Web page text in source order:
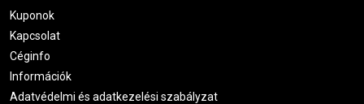
Kuponok
Kapcsolat
Céginfo
Információk
Adatvédelmi és adatkezelési szabályzat